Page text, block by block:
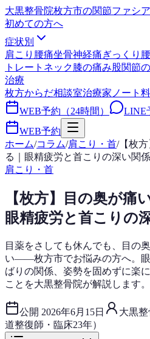
大黒整骨院枚方市の関節ファシ
初めての方へ
症状別
肩こり 腰痛坐骨神経痛ぎっくり腰
トレートネック膝の痛み股関節
治療
枚方からだ相談室治療家ノート
WEB予約（24時間）
LINE
WEB予約
ホーム/コラム/肩こり・首/【枚
る｜眼精疲労と首こりの深い関係
肩こり・首
【枚方】目の奥が痛
眼精疲労と首こりの
目薬をさしても休んでも、目の
い——枚方市でお悩みの方へ。
ばりの関係、姿勢を固めずに楽
ことを大黒整骨院が解説します。
公開 2026年6月15日
大黒
道整復師・臨床23年）